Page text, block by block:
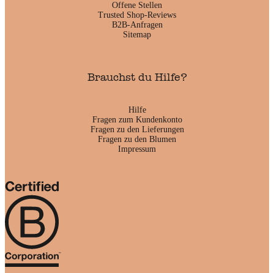
Offene Stellen
Trusted Shop-Reviews
B2B-Anfragen
Sitemap
Brauchst du Hilfe?
Hilfe
Fragen zum Kundenkonto
Fragen zu den Lieferungen
Fragen zu den Blumen
Impressum